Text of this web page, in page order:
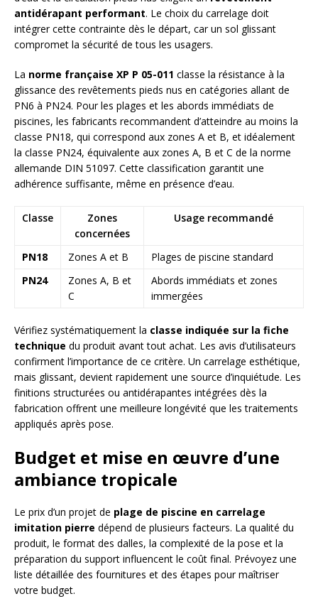
antidérapant performant. Le choix du carrelage doit
intégrer cette contrainte dès le départ, car un sol glissant
compromet la sécurité de tous les usagers.
La norme française XP P 05-011 classe la résistance à la
glissance des revêtements pieds nus en catégories allant de
PN6 à PN24. Pour les plages et les abords immédiats de
piscines, les fabricants recommandent d’atteindre au moins la
classe PN18, qui correspond aux zones A et B, et idéalement
la classe PN24, équivalente aux zones A, B et C de la norme
allemande DIN 51097. Cette classification garantit une
adhérence suffisante, même en présence d’eau.
Classe
Zones
concernées
Usage recommandé
PN18 Zones A et B
Plages de piscine standard
PN24
Zones A, B et
C
Abords immédiats et zones
immergées
Vérifiez systématiquement la classe indiquée sur la fiche
technique du produit avant tout achat. Les avis d’utilisateurs
confirment l’importance de ce critère. Un carrelage esthétique,
mais glissant, devient rapidement une source d’inquiétude. Les
finitions structurées ou antidérapantes intégrées dès la
fabrication offrent une meilleure longévité que les traitements
appliqués après pose.
Budget et mise en œuvre d’une
ambiance tropicale
Le prix d’un projet de plage de piscine en carrelage
imitation pierre dépend de plusieurs facteurs. La qualité du
produit, le format des dalles, la complexité de la pose et la
préparation du support influencent le coût final. Prévoyez une
liste détaillée des fournitures et des étapes pour maîtriser
votre budget.